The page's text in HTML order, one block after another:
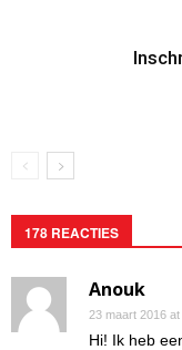
178 REACTIES
Anouk
23 maart 2016
Hi! Ik heb